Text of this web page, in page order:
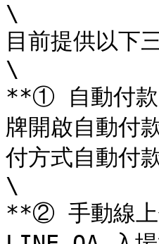
\
目前提供以下
\
**① 自動付款(
牌開啟自動付
付方式自動付
\
**② 手動線上